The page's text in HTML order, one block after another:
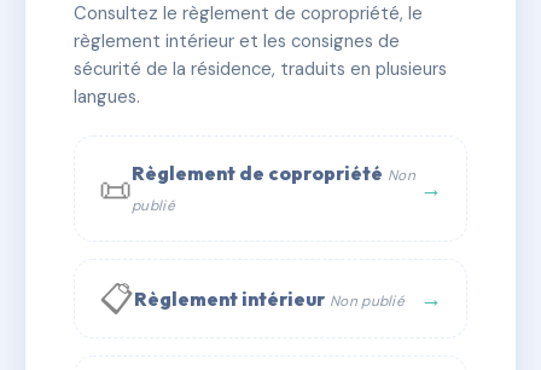
✓ Immatriculée 🏠 17 lots 🏗 3 bâtiment(s)
📞 Contacter Syndic Digital
Consultez le règlement de copropriété, le
règlement intérieur et les consignes de
sécurité de la résidence, traduits en plusieurs
langues.
📜Règlement de copropriété Non
publié
→
📋Règlement intérieur Non publié →